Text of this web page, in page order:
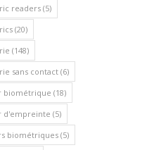
readers(5)
(20)
(148)
sans contact (6)
biométrique (18)
d'empreinte (5)
biométriques(5)